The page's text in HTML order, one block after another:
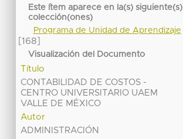
Este ítem aparece en la(s) siguiente(s)
colección(ones)
Programa de Unidad de Aprendizaje
[168]
Visualización del Documento
Título
CONTABILIDAD DE COSTOS -
CENTRO UNIVERSITARIO UAEM
VALLE DE MÉXICO
Autor
ADMINISTRACIÓN